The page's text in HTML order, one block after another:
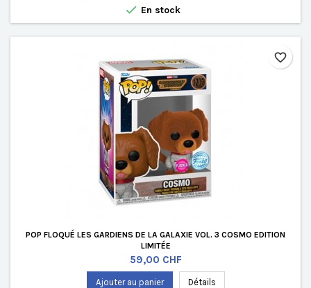
 En stock
POP FLOQUÉ LES GARDIENS DE LA GALAXIE VOL. 3 COSMO EDITION
LIMITÉE
Prix
59,00 CHF
Ajouter au panier Détails
favorite_border